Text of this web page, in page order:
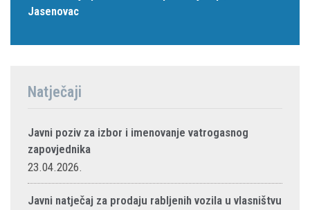
Jasenovac
Natječaji
Javni poziv za izbor i imenovanje vatrogasnog
zapovjednika
23.04.2026.
Javni natječaj za prodaju rabljenih vozila u vlasništvu